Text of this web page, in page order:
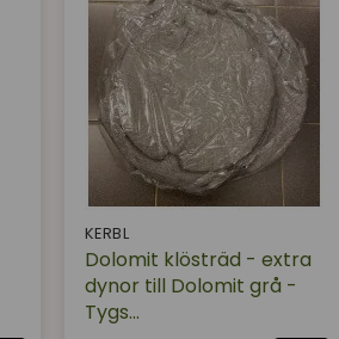
KERBL
Dolomit klösträd - extra
dynor till Dolomit grå -
Tygs...